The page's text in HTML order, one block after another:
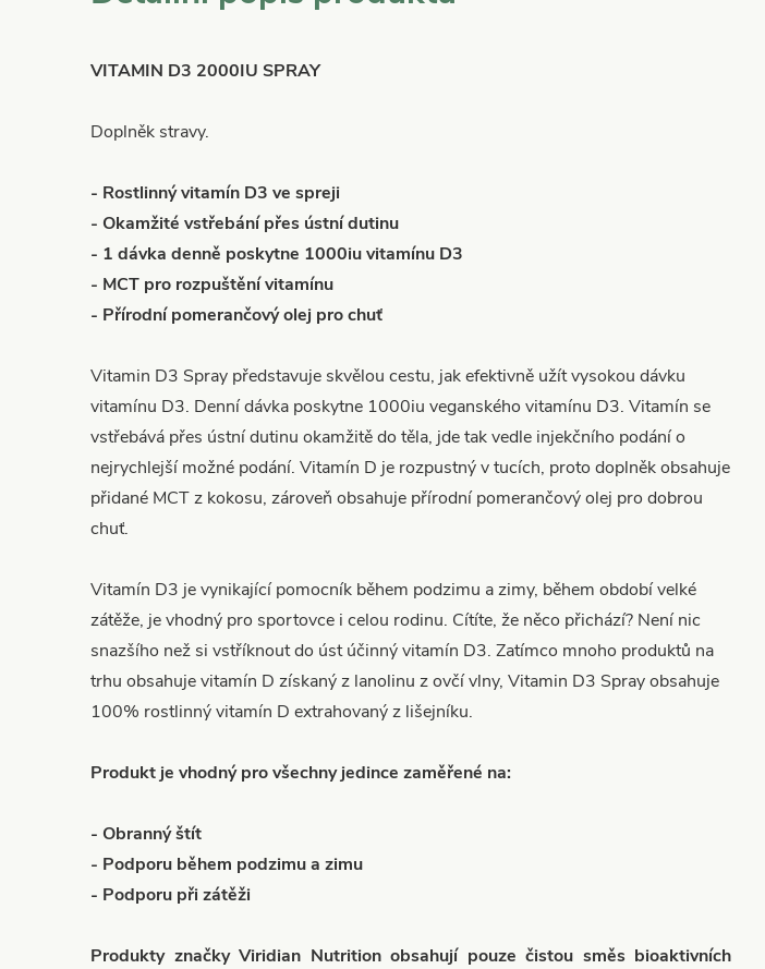
VITAMIN D3 2000IU SPRAY
Doplněk stravy.
- Rostlinný vitamín D3 ve spreji
- Okamžité vstřebání přes ústní dutinu
- 1 dávka denně poskytne 1000iu vitamínu D3
- MCT pro rozpuštění vitamínu
- Přírodní pomerančový olej pro chuť
Vitamin D3 Spray představuje skvělou cestu, jak efektivně užít vysokou dávku
vitamínu D3. Denní dávka poskytne 1000iu veganského vitamínu D3. Vitamín se
vstřebává přes ústní dutinu okamžitě do těla, jde tak vedle injekčního podání o
nejrychlejší možné podání. Vitamín D je rozpustný v tucích, proto doplněk obsahuje
přidané MCT z kokosu, zároveň obsahuje přírodní pomerančový olej pro dobrou
chuť.
Vitamín D3 je vynikající pomocník během podzimu a zimy, během období velké
zátěže, je vhodný pro sportovce i celou rodinu. Cítíte, že něco přichází? Není nic
snazšího než si vstříknout do úst účinný vitamín D3. Zatímco mnoho produktů na
trhu obsahuje vitamín D získaný z lanolinu z ovčí vlny, Vitamin D3 Spray obsahuje
100% rostlinný vitamín D extrahovaný z lišejníku.
Produkt je vhodný pro všechny jedince zaměřené na:
- Obranný štít
- Podporu během podzimu a zimu
- Podporu při zátěži
Produkty značky Viridian Nutrition obsahují pouze čistou směs bioaktivních